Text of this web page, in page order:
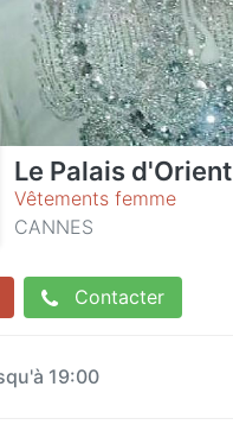
Le Palais d'Orient
Vêtements femme
CANNES
Contacter
19:00